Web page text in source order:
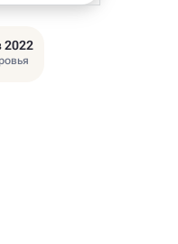
2022